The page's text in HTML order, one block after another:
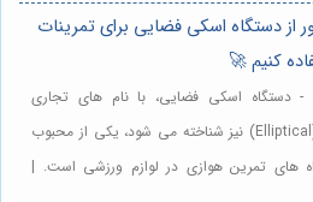
از دستگاه اسکی فضایی برای تمرینات
کنیم 🚀
دستگاه اسکی فضایی، با نام های تجاری
مختلفی مانند الیپتیکال (Elliptical) نیز شناخته می شود، یکی از محبوب
های تمرین هوازی در لوازم ورزشی است. |